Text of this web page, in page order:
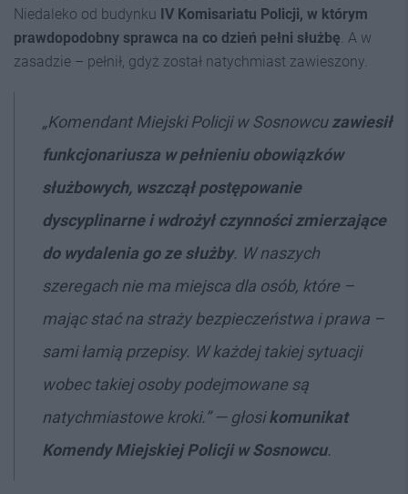
Niedaleko od budynku IV Komisariatu Policji, w którym
prawdopodobny sprawca na co dzień pełni służbę . A w
zasadzie – pełnił, gdyż został natychmiast zawieszony.
„Komendant Miejski Policji w Sosnowcuzawiesił
funkcjonariusza w pełnieniu obowiązków
służbowych, wszczął postępowanie
dyscyplinarne i wdrożył czynności zmierzające
do wydalenia go ze służby. W naszych
szeregach nie ma miejsca dla osób, które –
mając stać na straży bezpieczeństwa i prawa –
sami łamią przepisy. W każdej takiej sytuacji
wobec takiej osoby podejmowane są
natychmiastowe kroki.” — głosikomunikat
Komendy Miejskiej Policji w Sosnowcu.